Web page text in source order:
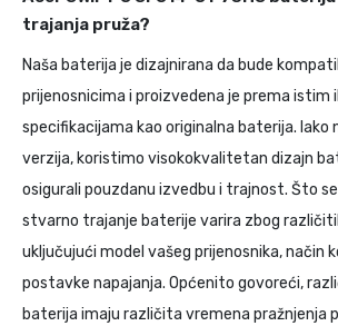
trajanja pruža?
Naša baterija je dizajnirana da bude
prijenosnicima i proizvedena je prema istim
specifikacijama kao originalna baterija. Iako
verzija, koristimo visokokvalitetan dizajn
osigurali pouzdanu izvedbu i trajnost. Što
stvarno trajanje baterije varira zbog
uključujući model vašeg prijenosnika, način
postavke napajanja. Općenito govoreći,
baterija imaju različita vremena pražnjenja